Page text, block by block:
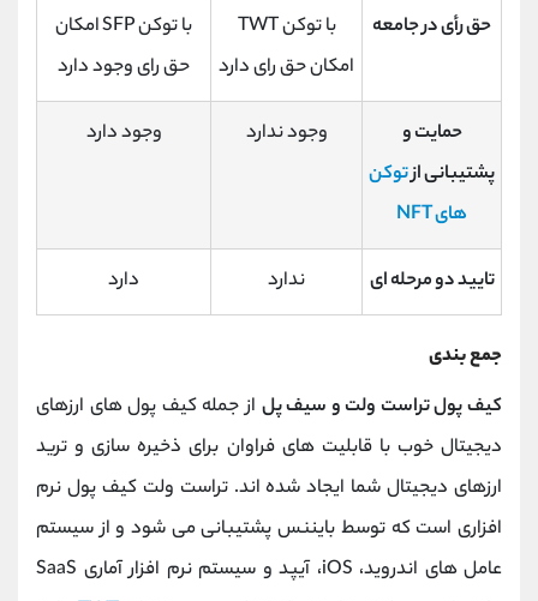
حق رأی در جامعه
با توکن TWT
امکان حق رای دارد
با توکنSFPامکان
حق رای وجود دارد
حمایت و
پشتیبانی ازتوکن
هایNFT
وجود ندارد وجود دارد
تایید دو مرحله ای ندارد دارد
جمع بندی
کیف پول تراست ولت و سیف پل از جمله کیف پول های ارزهای
دیجیتال خوب با قابلیت های فراوان برای ذخیره سازی و ترید
ارزهای دیجیتال شما ایجاد شده اند. تراست ولت کیف پول نرم
افزاری است که توسط بایننس پشتیبانی می شود و از سیستم
عامل های اندروید، iOS، آیپد و سیستم نرم افزار آماری SaaS